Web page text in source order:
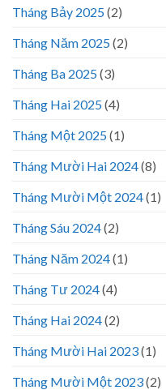
Tháng Bảy 2025(2)
Tháng Năm 2025(2)
Tháng Ba 2025(3)
Tháng Hai 2025(4)
Tháng Một 2025(1)
Tháng Mười Hai 2024(8)
Tháng Mười Một 2024(1)
Tháng Sáu 2024(2)
Tháng Năm 2024(1)
Tháng Tư 2024(4)
Tháng Hai 2024(2)
Tháng Mười Hai 2023(1)
Tháng Mười Một 2023(2)